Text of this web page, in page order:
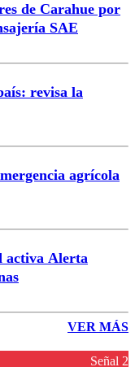
de Carahue por
SAE
revisa la
agrícola
activa Alerta
VER MÁS
Señal 2